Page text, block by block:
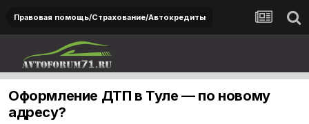
Правовая помощь/Страхование/Автокредиты
Оформление ДТП в Туле — по новому
адресу?